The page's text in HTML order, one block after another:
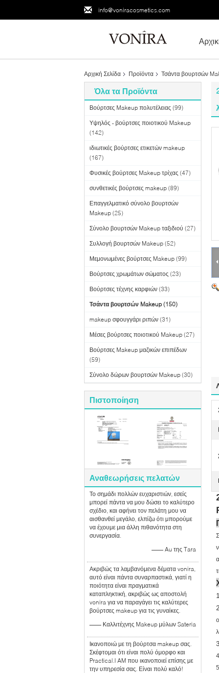
info@voniracosmetics.com
Αρχική Σελίδα Προϊόντα Τσάντα βουρτσών
Όλα τα Προϊόντα
Βούρτσες Makeup πολυτέλειας (99)
Υψηλός - βούρτσες ποιοτικού Makeup
(142)
ιδιωτικές βούρτσες ετικετών makeup
(167)
Φυσικές βούρτσες Makeup τρίχας (47)
συνθετικές βούρτσες makeup (89)
Επαγγελματικό σύνολο βουρτσών
Makeup (25)
Σύνολο βουρτσών Makeup ταξιδιού (27)
Συλλογή βουρτσών Makeup (52)
Μεμονωμένες βούρτσες Makeup (99)
Βούρτσες χρωμάτων σώματος (23)
Βούρτσες τέχνης καρφιών (33)
Τσάντα βουρτσών Makeup (150)
makeup σφουγγάρι ριπών (31)
Μέσες βούρτσες ποιοτικού Makeup (27)
Βούρτσες Makeup μαζικών επιπέδων
(59)
Σύνολο δώρων βουρτσών Makeup (30)
Πιστοποίηση
Αναθεωρήσεις πελατών
Το σημάδι πολλών ευχαριστιών, εσείς
μπορεί πάντα να μου δώσει το καλύτερο
σχέδιο, και αφήνει τον πελάτη μου να
αισθανθεί μεγάλο, ελπίζω ότι μπορούμε
να έχουμε μια άλλη πιθανότητα στη
συνεργασία.
—— Au της Tara
Ακριβώς τα λαμβανόμενα δέματα vonira,
αυτό είναι πάντα συναρπαστικά, γιατί η
ποιότητα είναι πραγματικά
καταπληκτική, ακριβώς ως αποστολή
vonira για να παραγάγει τις καλύτερες
βούρτσες makeup για τις γυναίκες.
—— Καλλιτέχνης Makeup μύλων Sateria
Ικανοποιώ με τη βούρτσα makeup σας.
Σκέφτομαι ότι είναι πολύ όμορφο και
Practical.I AM που ικανοποιεί επίσης με
την υπηρεσία σας. Είναι πολύ καλό!
1.
2.
3.